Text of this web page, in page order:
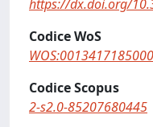
https://dx.doi.org/
Codice WoS
Codice Scopus
2-s2.0-85207680445